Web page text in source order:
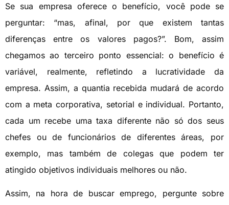
Se sua empresa oferece o benefício, você pode se
perguntar: “mas, afinal, por que existem tantas
diferenças entre os valores pagos?”. Bom, assim
chegamos ao terceiro ponto essencial: o benefício é
variável, realmente, refletindo a lucratividade da
empresa. Assim, a quantia recebida mudará de acordo
com a meta corporativa, setorial e individual. Portanto,
cada um recebe uma taxa diferente não só dos seus
chefes ou de funcionários de diferentes áreas, por
exemplo, mas também de colegas que podem ter
atingido objetivos individuais melhores ou não.
Assim, na hora de buscar emprego, pergunte sobre